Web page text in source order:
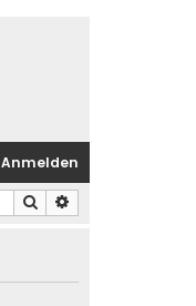
Anmelden
Suche